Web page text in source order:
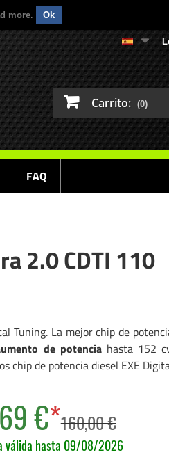
more. Ok
Carrito: (0)
FAQ
2.0 CDTI 110
Tuning. La mejor chip de
de potenciahasta 152
chip de potencia diesel EXE
€*160,00 €
válida hasta 09/08/2026